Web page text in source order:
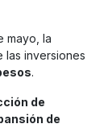
mayo, la
las inversiones
.
de
de